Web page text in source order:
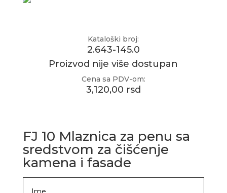
Kataloški broj:
2.643-145.0
Proizvod nije više dostupan
Cena sa PDV-om:
3,120,00 rsd
FJ 10 Mlaznica za penu sa
sredstvom za čišćenje
kamena i fasade